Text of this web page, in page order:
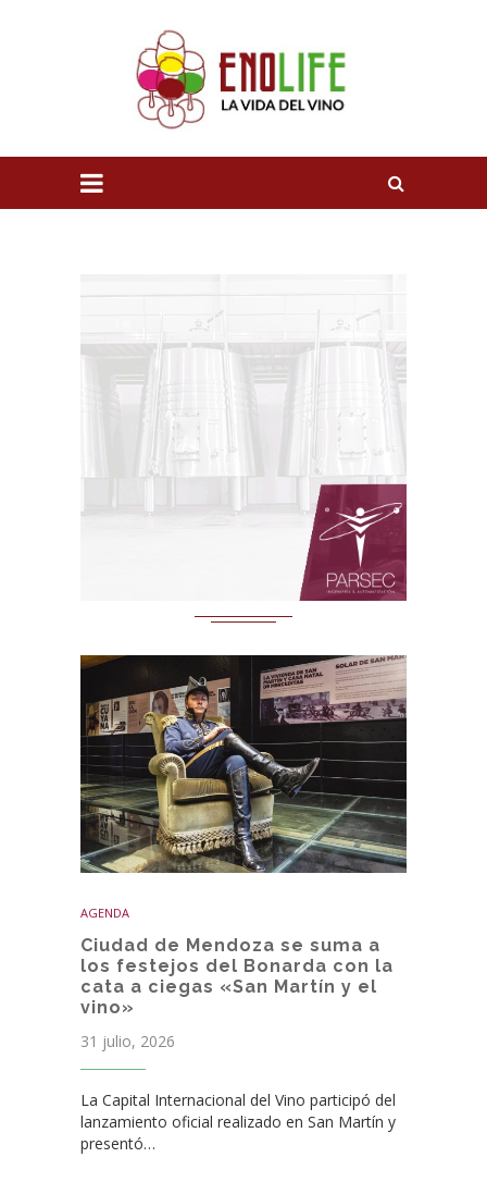
AGENDA
Ciudad de Mendoza se suma a
los festejos del Bonarda con la
cata a ciegas «San Martín y el
vino»
31 julio, 2026
La Capital Internacional del Vino participó del
lanzamiento oficial realizado en San Martín y
presentó…